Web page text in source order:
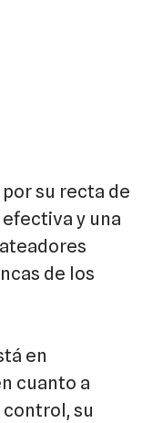
su recta de
y una
de los
en
cuanto a
su